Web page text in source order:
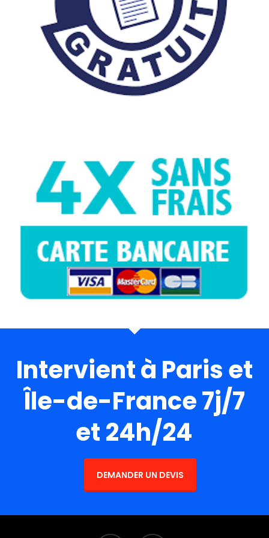
concernant les dommages provoqués par
un acte intentionnel ou une faute dolosive
; tout dommage résultant des
conséquences des cas de Force Majeure
Outre les cas de résiliation prévus par le Code
des assurances, vous bénéficiez d’une
faculté de résiliation annuelle jusqu’à 20 jours
avant la Date d’Echéance.
Intervient à Paris et
Île-de-France 7j/7
et 24h/24
DEMANDER UN DEVIS